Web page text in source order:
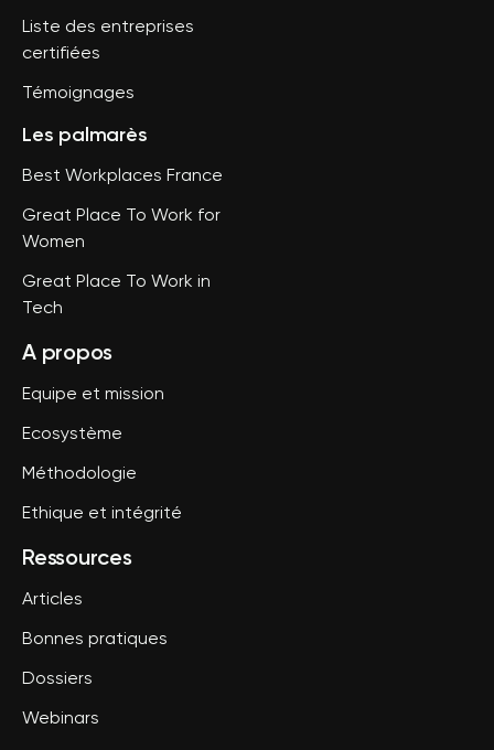
Liste des entreprises
certifiées
Témoignages
Les palmarès
Best Workplaces France
Great Place To Work for
Women
Great Place To Work in
Tech
A propos
Equipe et mission
Ecosystème
Méthodologie
Ethique et intégrité
Ressources
Articles
Bonnes pratiques
Dossiers
Webinars